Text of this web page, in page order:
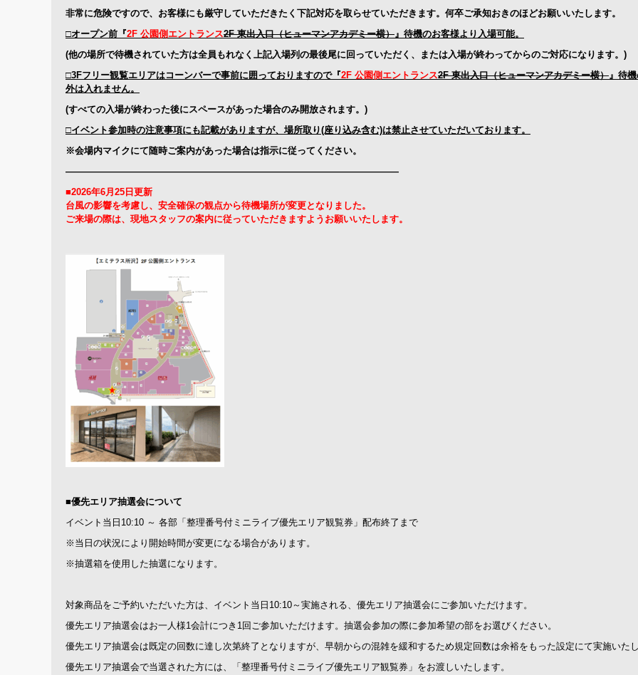
非常に危険ですので、お客様にも厳守していただきたく下記対応を取らせていただきます。何卒ご承知おきのほどお願いいたします。
□オープン前『2F 公園側エントランス2F 東出入口（ヒューマンアカデミー横）』待機のお客様より入場可能。
(他の場所で待機されていた方は全員もれなく上記入場列の最後尾に回っていただく、 または入場が終わってからのご対応になります。)
□3Fフリー観覧エリアはコーンバーで事前に囲っておりますので『2F 公園側エントランス2F 東出入口（ヒューマンアカデミー横）』待
外は入れません。
(すべての入場が終わった後にスペースがあった場合のみ開放されます。)
□イベント参加時の注意事項にも記載がありますが、場所取り(座り込み含む)は禁止させていただいております。
※会場内マイクにて随時ご案内があった場合は指示に従ってください。
————————————————————————————————————
■2026年6月25日更新
台風の影響を考慮し、安全確保の観点から待機場所が変更となりました。
ご来場の際は、現地スタッフの案内に従っていただきますようお願いいたします。
■優先エリア抽選会について
イベント当日10:10 ～ 各部「整理番号付ミニライブ優先エリア観覧券」配布終了まで
※当日の状況により開始時間が変更になる場合があります。
※抽選箱を使用した抽選になります。
対象商品をご予約いただいた方は、イベント当日10:10～実施される、優先エリア抽選会にご参加いただけます。
優先エリア抽選会はお一人様1会計につき1回ご参加いただけます。抽選会参加の際に参加希望の部をお選びください。
優先エリア抽選会は既定の回数に達し次第終了となりますが、早朝からの混雑を緩和するため規定回数は余裕をもった設定にて実施いた
優先エリア抽選会で当選された方には、「整理番号付ミニライブ優先エリア観覧券」をお渡しいたします。